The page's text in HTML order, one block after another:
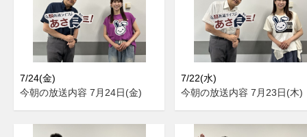
7/24(金)
今朝の放送内容 7月24日(金)
7/22(水)
今朝の放送内容 7月23日(木)